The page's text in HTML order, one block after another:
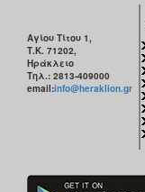
Αγίου Τίτου 1,
Τ.Κ. 71202,
Ηράκλειο
Τηλ.: 2813-409000
email:info@heraklion.gr